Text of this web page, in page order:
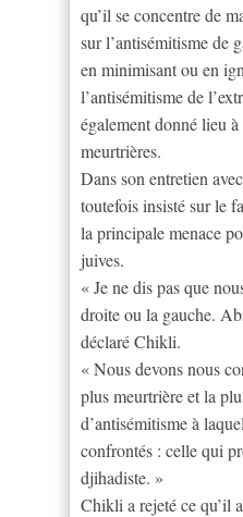
qu’il se concentre de
sur l’antisémitisme de
en minimisant ou en
l’antisémitisme de
également donné lieu à
meurtrières.
Dans son entretien
toutefois insisté sur le
la principale menace
juives.
« Je ne dis pas que
droite ou la gauche.
déclaré Chikli.
« Nous devons nous
plus meurtrière et la
d’antisémitisme à
confrontés : celle qui
djihadiste. »
Chikli a rejeté ce qu’il